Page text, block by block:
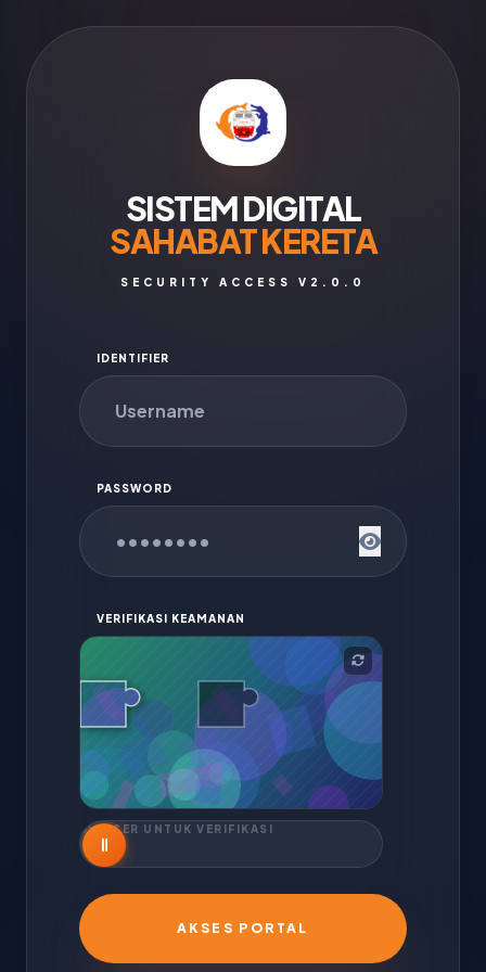
SISTEM DIGITAL
SAHABAT KERETA
SECURITY ACCESS V2.0.0
IDENTIFIER
PASSWORD
VERIFIKASI KEAMANAN
GESER UNTUK VERIFIKASI
AKSES PORTAL